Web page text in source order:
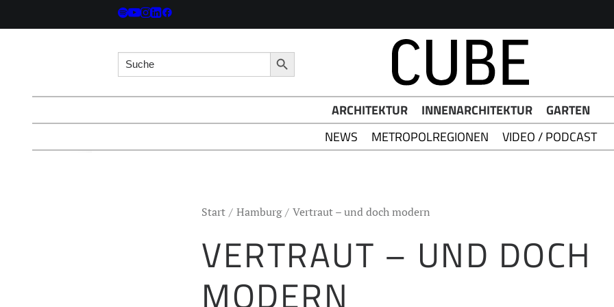
Search for: Search Button
ARCHITEKTUR INNENARCHITEKTUR
GARTEN
NEWS
METROPOLREGIONEN VIDEO / PODCAST
Start Hamburg Vertraut – und doch modern
VERTRAUT – UND DOCH
MODERN